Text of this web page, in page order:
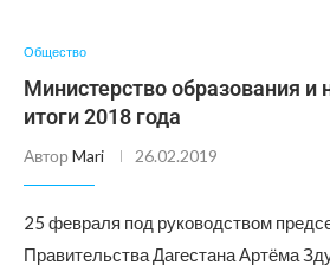
Общество
Министерство образования и
итоги 2018 года
Автор Mari 26.02.2019
25 февраля под руководством
Правительства Дагестана Артёма